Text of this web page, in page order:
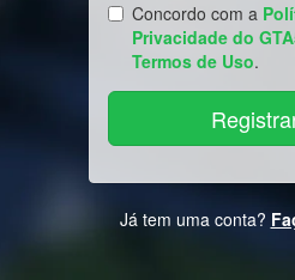
Concordo com a
Privacidade do
Termos de Uso.
Já tem uma conta?